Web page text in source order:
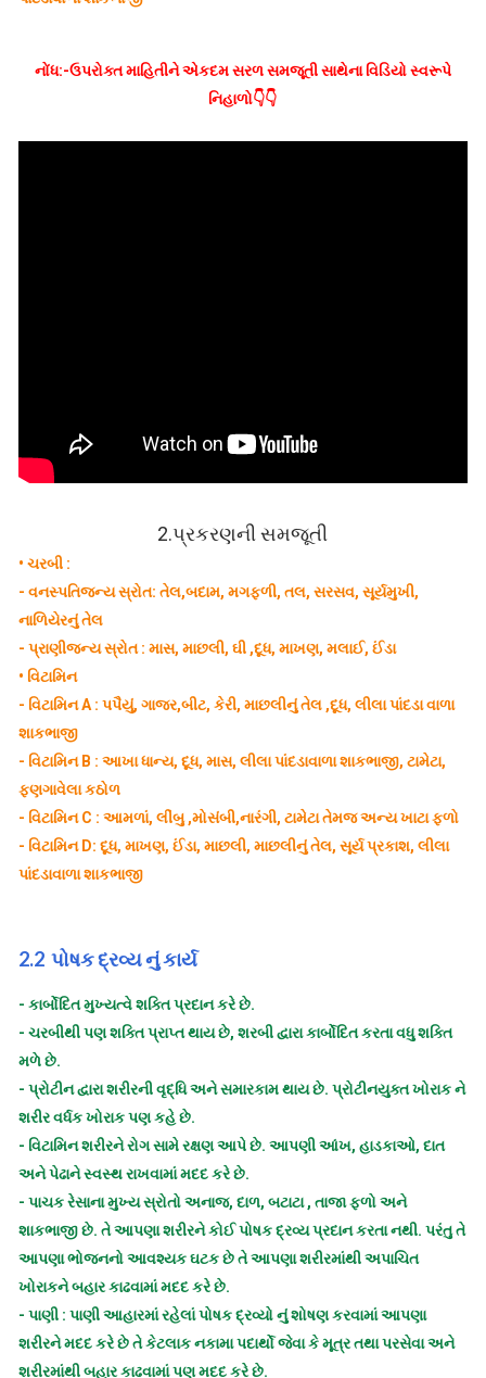
નોંધ:-ઉપરોક્ત માહિતીને એકદમ સરળ સમજૂતી સાથેના વિડિયો સ્વરૂપે
નિહાળો👇👇
2.પ્રકરણની સમજૂતી
• ચરબી :
- વનસ્પતિજન્ય સ્રોત: તેલ,બદામ, મગફળી, તલ, સરસવ, સૂર્યમુખી,
નાળિયેરનું તેલ
- પ્રાણીજન્ય સ્રોત : માસ, માછલી, ઘી ,દૂધ, માખણ, મલાઈ, ઈંડા
• વિટામિન
- વિટામિન A : પપૈયું, ગાજર,બીટ, કેરી, માછલીનું તેલ ,દૂધ, લીલા પાંદડા વાળા
શાકભાજી
- વિટામિન B : આખા ધાન્ય, દૂધ, માસ, લીલા પાંદડાવાળા શાકભાજી, ટામેટા,
ફણગાવેલા કઠોળ
- વિટામિન C : આમળાં, લીંબુ ,મોસંબી,નારંગી, ટામેટા તેમજ અન્ય ખાટા ફળો
- વિટામિન D: દૂધ, માખણ, ઈંડા, માછલી, માછલીનું તેલ, સૂર્ય પ્રકાશ, લીલા
પાંદડાવાળા શાકભાજી
2.2 પોષક દ્રવ્ય નું કાર્ય
- કાર્બોદિત મુખ્યત્વે શક્તિ પ્રદાન કરે છે.
- ચરબીથી પણ શક્તિ પ્રાપ્ત થાય છે, શરબી દ્વારા કાર્બોદિત કરતા વધુ શક્તિ
મળે છે.
- પ્રોટીન દ્વારા શરીરની વૃદ્ધિ અને સમારકામ થાય છે. પ્રોટીનયુક્ત ખોરાક ને
શરીર વર્ધક ખોરાક પણ કહે છે.
- વિટામિન શરીરને રોગ સામે રક્ષણ આપે છે. આપણી આંખ, હાડકાઓ, દાત
અને પેઢાને સ્વસ્થ રાખવામાં મદદ કરે છે.
- પાચક રેસાના મુખ્ય સ્રોતો અનાજ, દાળ, બટાટા , તાજા ફળો અને
શાકભાજી છે. તે આપણા શરીરને કોઈ પોષક દ્રવ્ય પ્રદાન કરતા નથી. પરંતુ તે
આપણા ભોજનનો આવશ્યક ઘટક છે તે આપણા શરીરમાંથી અપાચિત
ખોરાકને બહાર કાઢવામાં મદદ કરે છે.
- પાણી : પાણી આહારમાં રહેલાં પોષક દ્રવ્યો નું શોષણ કરવામાં આપણા
શરીરને મદદ કરે છે તે કેટલાક નકામા પદાર્થો જેવા કે મૂત્ર તથા પરસેવા અને
શરીરમાંથી બહાર કાઢવામાં પણ મદદ કરે છે.